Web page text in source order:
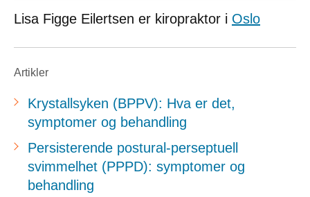
Lisa Figge Eilertsen er kiropraktor i Oslo
Artikler
Krystallsyken (BPPV): Hva er det,
symptomer og behandling
Persisterende postural-perseptuell
svimmelhet (PPPD): symptomer og
behandling